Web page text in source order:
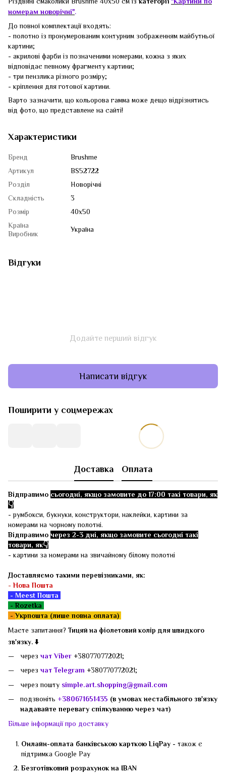
номерам новорічні".
До повної комплектації входять:
- полотно із пронумерованим контурним зображенням майбутньої
картини;
- акрилові фарби із позначеними номерами, кожна з яких
відповідає певному фрагменту картини;
- три пензлика різного розміру;
- кріплення для готової картини.
Варто зазначити, що кольорова гамма може дещо відрізнятись
від фото, що представлене на сайті!
Характеристики
Бренд
Brushme
Артикул
BS52722
Розділ
Новорічні
Складність
3
Розмір
40x50
Країна
Виробник
Україна
Відгуки
Додайте перший відгук
Написати відгук
Поширити у соцмережах
Доставка Оплата
Відправимо сьогодні, якщо замовите до 17:00 такі товари, як
👇
- румбокси, букнуки, конструктори, наклейки, картини за
номерами на чорному полотні.
Відправимо через 2-3 дні, якщо замовите сьогодні такі
товари, як👇
- картини за номерами на звичайному білому полотні
Доставляємо такими перевізниками, як:
-Нова Пошта
- Meest Пошта
- Rozetka
-Укрпошта (лише повна оплата)
Маєте запитання? Тицяй на фіолетовий колір для швидкого
зв'язку. ⬇️
через чат Viber +380770772021;
через чат Telegram +380770772021;
через пошту simple.art.shopping@gmail.com
подзвоніть +380671651435 (в умовах нестабільного зв'язку
надавайте перевагу спілкуванню через чат)
Більше інформації про доставку
Онлайн-оплата банківською карткою LiqPay - також є
підтримка Google Pay
Безготівковий розрахунок на IBAN